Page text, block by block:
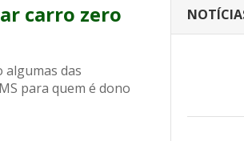
carro zero
algumas das
para quem é dono